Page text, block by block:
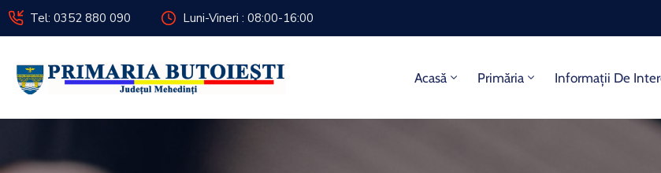
Tel: 0352 880 090 Luni-Vineri : 08:00-16:00
Acasă Primăria Informații De